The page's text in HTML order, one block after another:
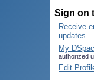
Sign on
Receive
updates
My
authorized
Edit